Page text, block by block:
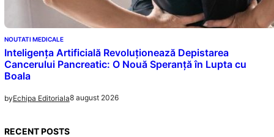
NOUTATI MEDICALE
Inteligența Artificială Revoluționează Depistarea
Cancerului Pancreatic: O Nouă Speranță în Lupta cu
Boala
byEchipa Editoriala8 august 2026
RECENT POSTS